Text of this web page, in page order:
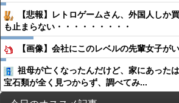
【悲報】レトロゲームさん、外国人しか
も止まらない・・・・・・・・・
【画像】会社にこのレベルの先輩女子が
祖母が亡くなったんだけど、家にあった
宝石類が全く見つからず、調べてみ...